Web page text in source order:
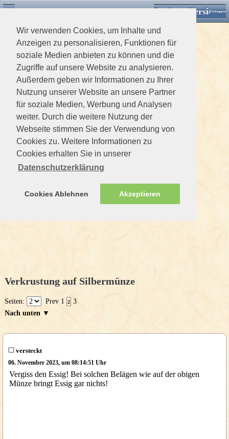
Wir verwenden Cookies, um Inhalte und
Anzeigen zu personalisieren, Funktionen für
soziale Medien anbieten zu können und die
Zugriffe auf unsere Website zu analysieren.
Außerdem geben wir Informationen zu Ihrer
Nutzung unserer Website an unsere Partner
für soziale Medien, Werbung und Analysen
weiter. Durch die weitere Nutzung der
Webseite stimmen Sie der Verwendung von
Cookies zu. Weitere Informationen zu
Cookies erhalten Sie in unserer
Datenschutzerklärung
Cookies Ablehnen Akzeptieren
Desktop VersionEinloggen
Verkrustung auf Silbermünze
Seiten: Prev 1 2 3
Nach unten ▼
versteckt
06. November 2023, um 08:14:51 Uhr
Vergiss den Essig! Bei solchen Belägen wie auf der obigen
Münze bringt Essig gar nichts!